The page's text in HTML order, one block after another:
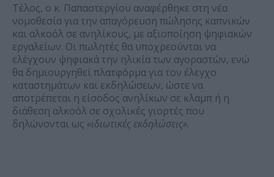
Τέλος, ο κ. Παπαστεργίου αναφέρθηκε στη νέα
νομοθεσία για την απαγόρευση πώλησης καπνικών
και αλκοόλ σε ανηλίκους, με αξιοποίηση ψηφιακών
εργαλείων. Οι πωλητές θα υποχρεούνται να
ελέγχουν ψηφιακά την ηλικία των αγοραστών, ενώ
θα δημιουργηθεί πλατφόρμα για τον έλεγχο
καταστημάτων και εκδηλώσεων, ώστε να
αποτρέπεται η είσοδος ανηλίκων σε κλαμπ ή η
διάθεση αλκοόλ σε σχολικές γιορτές που
δηλώνονται ως «ιδιωτικές εκδηλώσεις».